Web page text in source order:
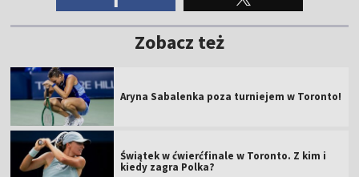
Zobacz też
Aryna Sabalenka poza turniejem w Toronto!
Świątek w ćwierćfinale w Toronto. Z kim i
kiedy zagra Polka?